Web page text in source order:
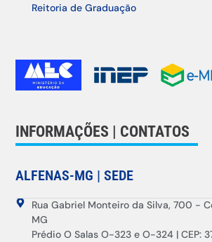
Reitoria de Graduação
INFORMAÇÕES | CONTATOS
ALFENAS-MG | SEDE
Rua Gabriel Monteiro da Silva, 700 -
MG
Prédio O Salas O-323 e O-324 | CEP: